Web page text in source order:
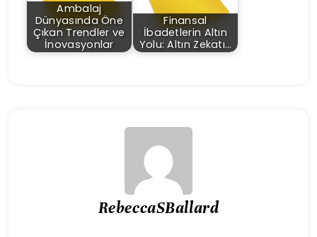
Ambalaj
Dünyasında Öne
Çıkan Trendler ve
İnovasyonlar
Finansal
İbadetlerin Altın
Yolu: Altın Zekatı…
RebeccaSBallard